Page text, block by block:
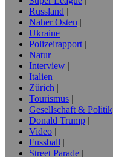
Russland
Naher Osten
Ukraine
Polizeirapport
Natur
Interview
Italien
Zürich
Tourismus
Gesellschaft & Politik
Donald Trump
Video
Fussball
Street Parade